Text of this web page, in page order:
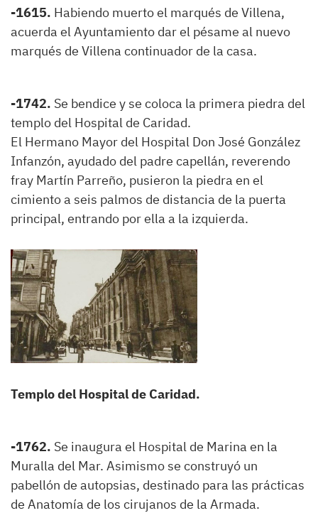
-1615. Habiendo muerto el marqués de Villena,
acuerda el Ayuntamiento dar el pésame al nuevo
marqués de Villena continuador de la casa.
-1742. Se bendice y se coloca la primera piedra del
templo del Hospital de Caridad.
El Hermano Mayor del Hospital Don José González
Infanzón, ayudado del padre capellán, reverendo
fray Martín Parreño, pusieron la piedra en el
cimiento a seis palmos de distancia de la puerta
principal, entrando por ella a la izquierda.
Templo del Hospital de Caridad.
-1762. Se inaugura el Hospital de Marina en la
Muralla del Mar. Asimismo se construyó un
pabellón de autopsias, destinado para las prácticas
de Anatomía de los cirujanos de la Armada.